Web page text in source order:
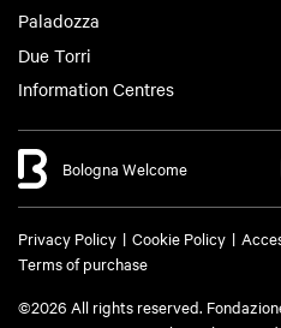
Paladozza
Due Torri
Information Centres
Bologna Welcome
Privacy Policy Cookie Policy
Terms of purchase
©2026 All rights reserved.